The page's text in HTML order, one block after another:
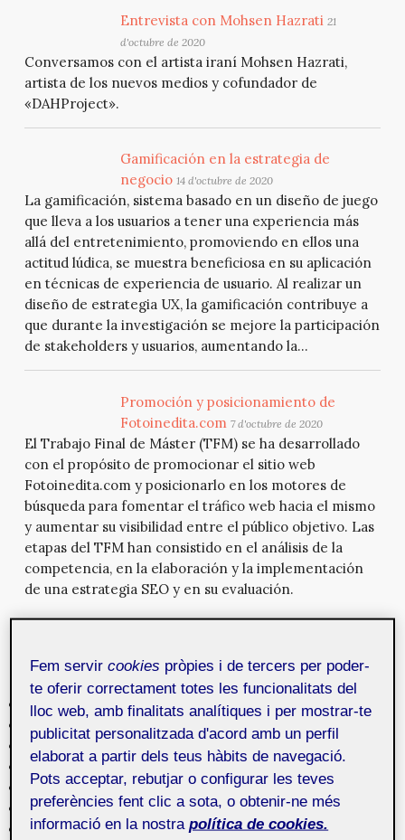
Entrevista con Mohsen Hazrati 21
d'octubre de 2020
Conversamos con el artista iraní Mohsen Hazrati,
artista de los nuevos medios y cofundador de
«DAHProject».
Gamificación en la estrategia de
negocio 14 d'octubre de 2020
La gamificación, sistema basado en un diseño de juego
que lleva a los usuarios a tener una experiencia más
allá del entretenimiento, promoviendo en ellos una
actitud lúdica, se muestra beneficiosa en su aplicación
en técnicas de experiencia de usuario. Al realizar un
diseño de estrategia UX, la gamificación contribuye a
que durante la investigación se mejore la participación
de stakeholders y usuarios, aumentando la...
Promoción y posicionamiento de
Fotoinedita.com 7 d'octubre de 2020
El Trabajo Final de Máster (TFM) se ha desarrollado
con el propósito de promocionar el sitio web
Fotoinedita.com y posicionarlo en los motores de
búsqueda para fomentar el tráfico web hacia el mismo
y aumentar su visibilidad entre el público objetivo. Las
etapas del TFM han consistido en el análisis de la
competencia, en la elaboración y la implementación
de una estrategia SEO y en su evaluación.
Categories
3D
Animación
Apps
Arquitectura de información
Arte
Audio
Creación
Fem servircookies pròpies i de tercers per poder-
te oferir correctament totes les funcionalitats del
lloc web, amb finalitats analítiques i per mostrar-te
publicitat personalitzada d'acord amb un perfil
elaborat a partir dels teus hàbits de navegació.
Pots acceptar, rebutjar o configurar les teves
preferències fent clic a sota, o obtenir-ne més
informació en la nostra política de cookies.